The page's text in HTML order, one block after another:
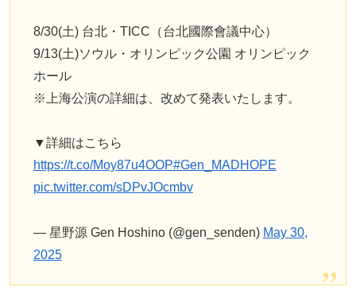
8/30(土) 台北・TICC（台北國際會議中心）
9/13(土)ソウル・オリンピック公園 オリンピック
ホール
※上海公演の詳細は、改めて発表いたします。
▼詳細はこちら
https://t.co/Moy87u4OOP#Gen_MADHOPE
pic.twitter.com/sDPvJOcmbv
— 星野源 Gen Hoshino (@gen_senden) May 30,
2025